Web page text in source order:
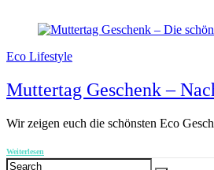
Eco Lifestyle
Muttertag Geschenk –
Wir zeigen euch die schönsten Eco
Weiterlesen